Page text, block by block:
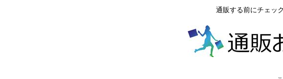
通販する前にチェッ